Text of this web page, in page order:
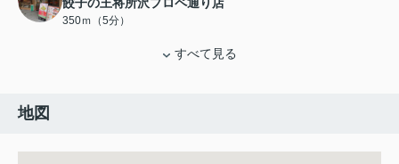
餃子の王将所沢プロペ通り店
350ｍ（5分）
すべて見る
地図